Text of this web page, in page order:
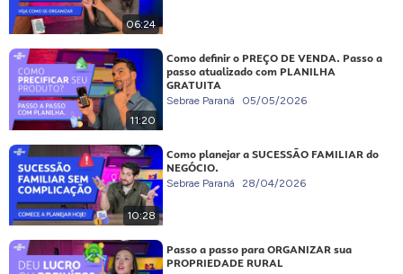
06:24
11:20
Como definir o PREÇO DE VENDA. Passo a
passo atualizado com PLANILHA
GRATUITA
Sebrae Paraná 05/05/2026
10:28
Como planejar a SUCESSÃO FAMILIAR do
NEGÓCIO.
Sebrae Paraná 28/04/2026
Passo a passo para ORGANIZAR sua
PROPRIEDADE RURAL